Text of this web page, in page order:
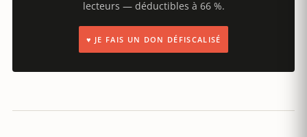
lecteurs — déductibles à 66 %.
♥ JE FAIS UN DON DÉFISCALISÉ